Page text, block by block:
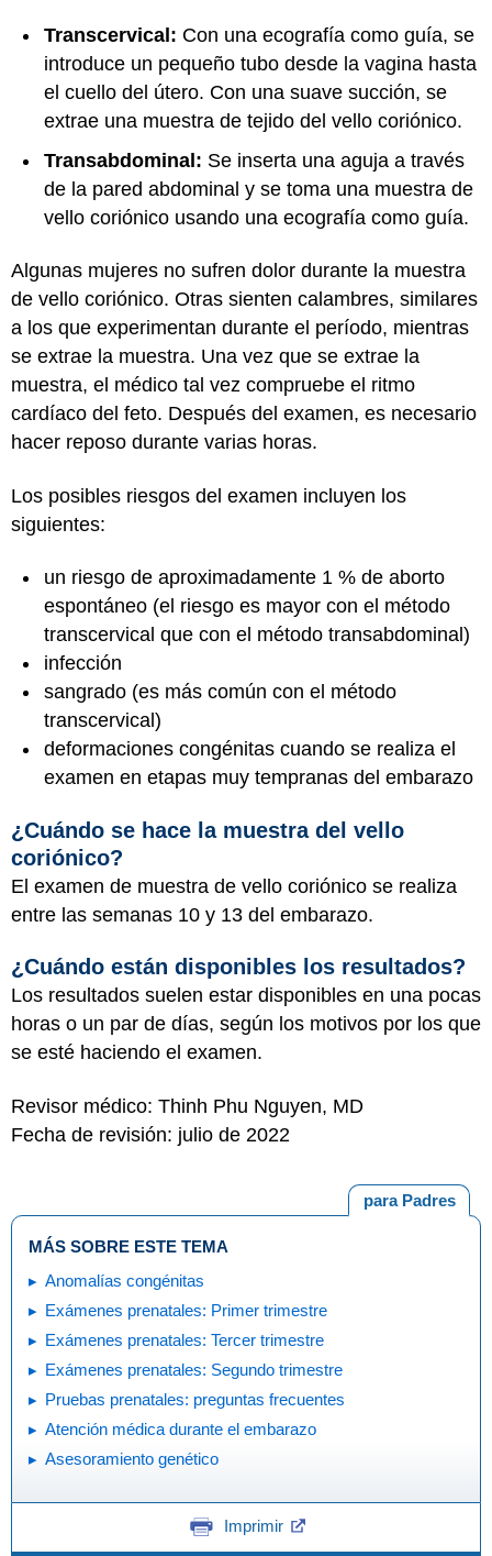
Transcervical: Con una ecografía como guía, se
introduce un pequeño tubo desde la vagina hasta
el cuello del útero. Con una suave succión, se
extrae una muestra de tejido del vello coriónico.
Transabdominal: Se inserta una aguja a través
de la pared abdominal y se toma una muestra de
vello coriónico usando una ecografía como guía.
Algunas mujeres no sufren dolor durante la muestra
de vello coriónico. Otras sienten calambres, similares
a los que experimentan durante el período, mientras
se extrae la muestra. Una vez que se extrae la
muestra, el médico tal vez compruebe el ritmo
cardíaco del feto. Después del examen, es necesario
hacer reposo durante varias horas.
Los posibles riesgos del examen incluyen los
siguientes:
un riesgo de aproximadamente 1 % de aborto
espontáneo (el riesgo es mayor con el método
transcervical que con el método transabdominal)
infección
sangrado (es más común con el método
transcervical)
deformaciones congénitas cuando se realiza el
examen en etapas muy tempranas del embarazo
¿Cuándo se hace la muestra del vello
coriónico?
El examen de muestra de vello coriónico se realiza
entre las semanas 10 y 13 del embarazo.
¿Cuándo están disponibles los resultados?
Los resultados suelen estar disponibles en una pocas
horas o un par de días, según los motivos por los que
se esté haciendo el examen.
Revisor médico: Thinh Phu Nguyen, MD
Fecha de revisión: julio de 2022
para Padres
MÁS SOBRE ESTE TEMA
Anomalías congénitas
Exámenes prenatales: Primer trimestre
Exámenes prenatales: Tercer trimestre
Exámenes prenatales: Segundo trimestre
Pruebas prenatales: preguntas frecuentes
Atención médica durante el embarazo
Asesoramiento genético
Imprimir